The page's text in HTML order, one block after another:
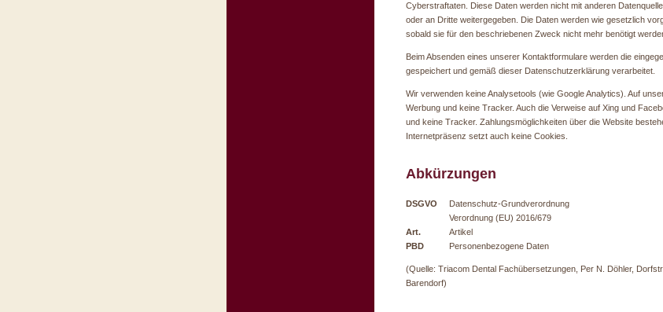
Cyberstraftaten. Diese Daten werden nicht mit anderen
oder an Dritte weitergegeben. Die Daten werden wie gesetzlich
sobald sie für den beschriebenen Zweck nicht mehr benötigt
Beim Absenden eines unserer Kontaktformulare werden die
gespeichert und gemäß dieser Datenschutzerklärung verarbeitet.
Wir verwenden keine Analysetools (wie Google Analytics). Auf
Werbung und keine Tracker. Auch die Verweise auf Xing und
und keine Tracker. Zahlungsmöglichkeiten über die Website
Internetpräsenz setzt auch keine Cookies.
Abkürzungen
DSGVO
Datenschutz-Grundverordnung
Verordnung (EU) 2016/679
Art.
Artikel
PBD
Personenbezogene Daten
(Quelle: Triacom Dental Fachübersetzungen, Per N. Döhler,
Barendorf)